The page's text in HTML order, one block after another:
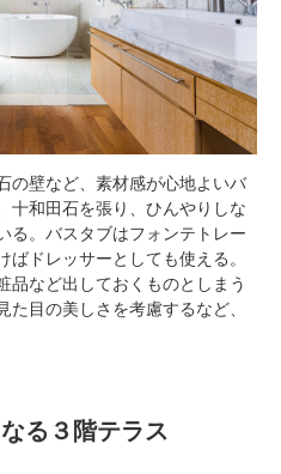
の壁など、素材感が心地よいバ
十和田石を張り、ひんやりしな
る。バスタブはフォンテトレー
ドレッサーとしても使える。
品など出しておくものとしまう
た目の美しさを考慮するなど、
る３階テラス